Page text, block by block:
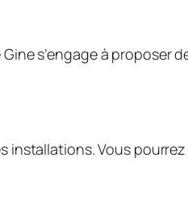
s’engage à proposer
installations. Vous